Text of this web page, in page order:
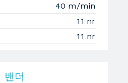
40 m/min
11 nr
11 nr
밴더